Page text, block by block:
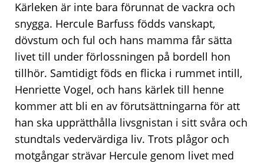
Kärleken är inte bara förunnat de vackra och
snygga. Hercule Barfuss födds vanskapt,
dövstum och ful och hans mamma får sätta
livet till under förlossningen på bordell hon
tillhör. Samtidigt föds en flicka i rummet intill,
Henriette Vogel, och hans kärlek till henne
kommer att bli en av förutsättningarna för att
han ska upprätthålla livsgnistan i sitt svåra och
stundtals vedervärdiga liv. Trots plågor och
motgångar strävar Hercule genom livet med